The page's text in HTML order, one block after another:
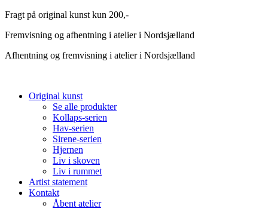
Videre
indhold
Fragt på original kunst kun 200,-
Fremvisning og afhentning i atelier i Nordsjælland
Afhentning og fremvisning i atelier i Nordsjælland
Original kunst
Se alle produkter
Kollaps-serien
Hav-serien
Sirene-serien
Hjernen
Liv i skoven
Liv i rummet
Artist statement
Kontakt
Åbent atelier